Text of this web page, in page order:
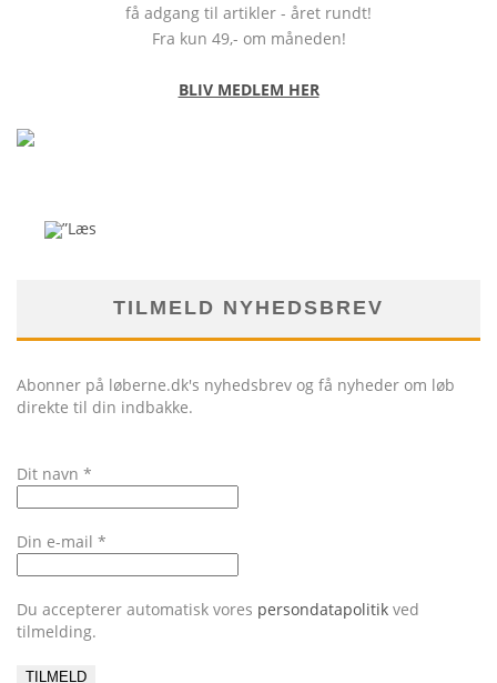
få adgang til artikler - året rundt!
Fra kun 49,- om måneden!
BLIV MEDLEM HER
TILMELD NYHEDSBREV
Abonner på løberne.dk's nyhedsbrev og få nyheder om løb
direkte til din indbakke.
Dit navn *
Din e-mail *
Du accepterer automatisk vores persondatapolitik ved
tilmelding.